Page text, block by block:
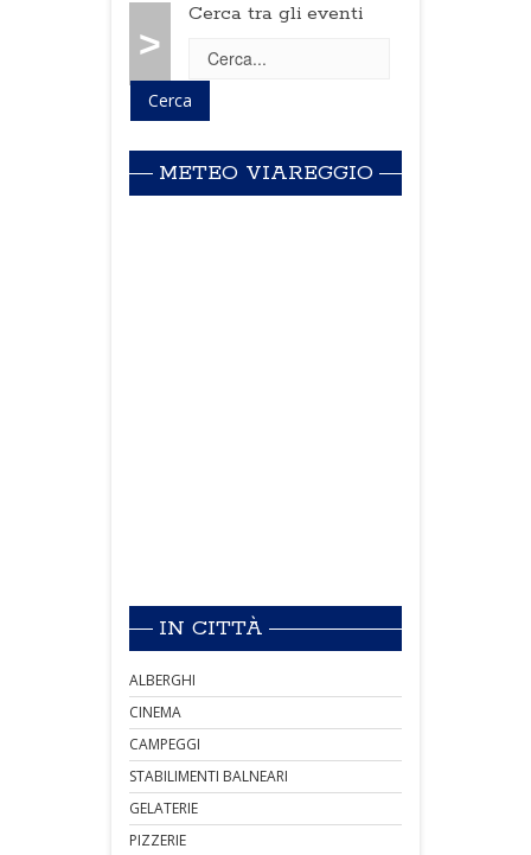
>
Cerca tra gli eventi
METEO VIAREGGIO
IN CITTÀ
ALBERGHI
CINEMA
CAMPEGGI
STABILIMENTI BALNEARI
GELATERIE
PIZZERIE